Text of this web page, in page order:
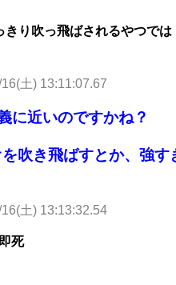
り吹っ飛ばされるやつでは
土) 13:11:07.67
に近いのですかね？
吹き飛ばすとか、強す
土) 13:13:32.54
死